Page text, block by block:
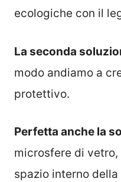
ecologiche con il
La seconda
modo andiamo a
protettivo.
Perfetta anche la
microsfere di vetro,
spazio interno